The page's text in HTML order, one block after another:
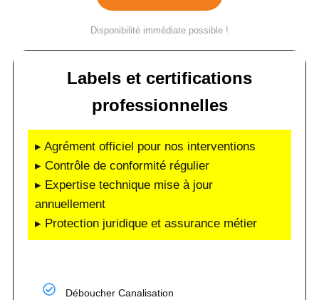
Disponibilité immédiate possible !
Labels et certifications
professionnelles
▸ Agrément officiel pour nos interventions
▸ Contrôle de conformité régulier
▸ Expertise technique mise à jour
annuellement
▸ Protection juridique et assurance métier
Déboucher Canalisation